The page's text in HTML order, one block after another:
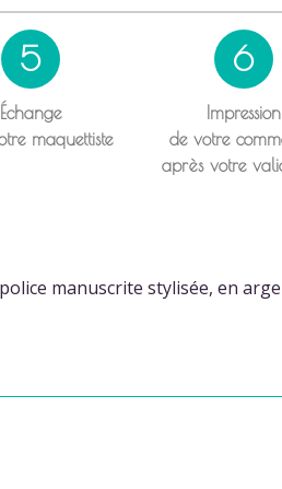
5
Échange
maquettiste
6
Impression
de votre
après votre
manuscrite stylisée, en